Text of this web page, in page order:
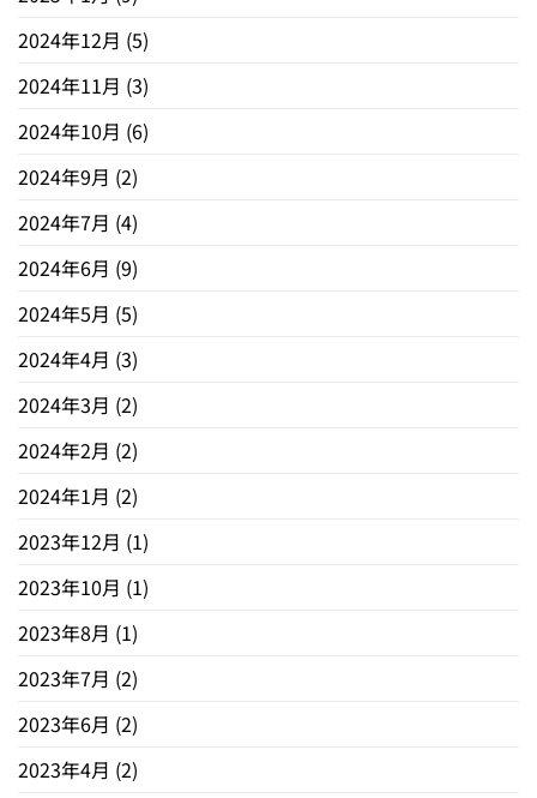
2024年12月 (5)
2024年11月 (3)
2024年10月 (6)
2024年9月 (2)
2024年7月 (4)
2024年6月 (9)
2024年5月 (5)
2024年4月 (3)
2024年3月 (2)
2024年2月 (2)
2024年1月 (2)
2023年12月 (1)
2023年10月 (1)
2023年8月 (1)
2023年7月 (2)
2023年6月 (2)
2023年4月 (2)